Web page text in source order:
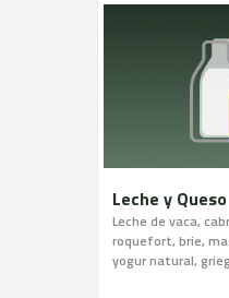
Leche y Queso
Leche de vaca,
roquefort, brie,
yogur natural,